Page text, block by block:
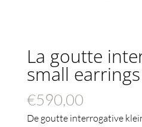
La goutte
small earrings
€590,00
De goutte interrogative